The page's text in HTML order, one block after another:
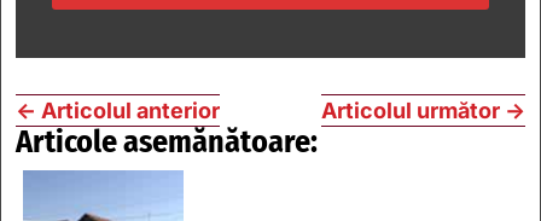
← Articolul anterior Articolul următor →
Articole asemănătoare: